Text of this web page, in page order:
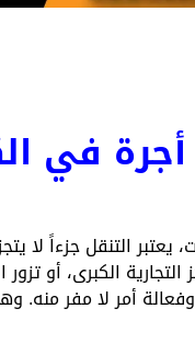
في
التنقل جزءاً لا
الكبرى، أو
أمر لا مفر منه.